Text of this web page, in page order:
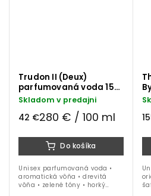
Trudon II (Deux)
parfumovaná voda 15
ml
Skladom v predajni
42 €280 € / 100 ml
Do košíka
Unisex parfumovaná voda •
aromatická vôňa • drevitá
vôňa • zelené tóny • horký